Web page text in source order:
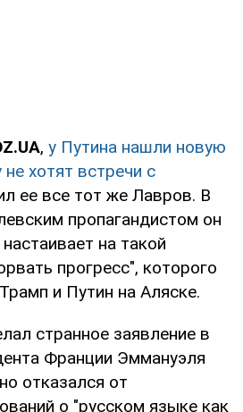
, у Путина нашли новую
хотят встречи с
ее все тот же Лавров. В
пропагандистом он
на такой
прогресс", которого
и Путин на Аляске.
странное заявление в
Франции Эммануэля
отказался от
о "русском языке как